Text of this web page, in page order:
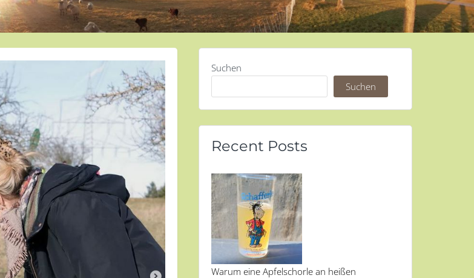
Suchen
Suchen
Recent Posts
Warum eine Apfelschorle an heißen